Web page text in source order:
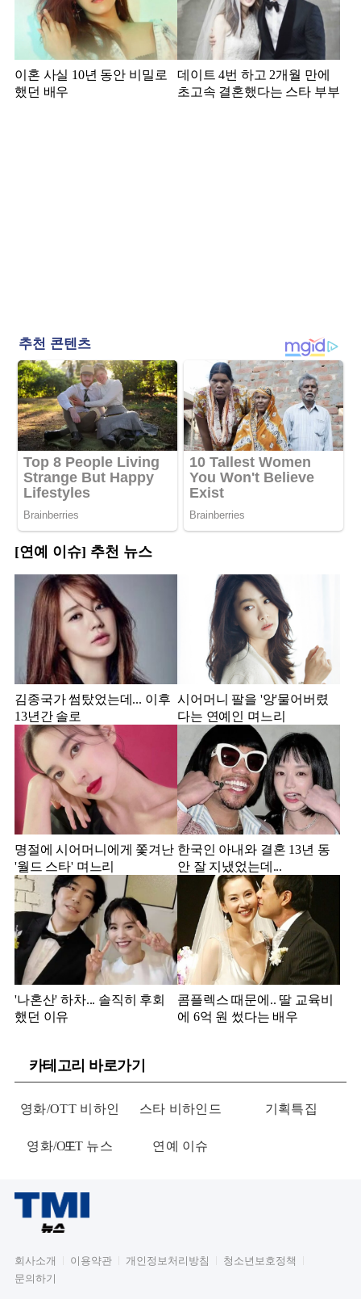
이혼 사실 10년 동안 비밀로
했던 배우
데이트 4번 하고 2개월 만에
초고속 결혼했다는 스타 부부
[연예 이슈] 추천 뉴스
김종국가 썸탔었는데... 이후
13년간 솔로
시어머니 팔을 '앙'물어버렸
다는 연예인 며느리
명절에 시어머니에게 쫓겨난
'월드 스타' 며느리
한국인 아내와 결혼 13년 동
안 잘 지냈었는데...
'나혼산' 하차... 솔직히 후회
했던 이유
콤플렉스 때문에.. 딸 교육비
에 6억 원 썼다는 배우
카테고리 바로가기
영화/OTT 비하인
드
스타 비하인드 기획특집
영화/OTT 뉴스 연예 이슈
회사소개 이용약관 개인정보처리방침
청소년보호정책
문의하기